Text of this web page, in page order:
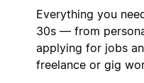
Everything you
30s — from
applying for jobs
freelance or gig